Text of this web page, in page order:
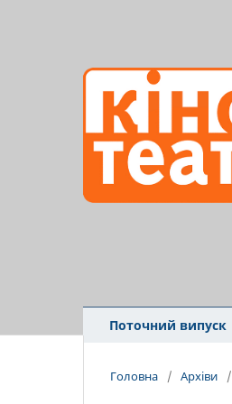
Поточний випуск
Головна / Архіви /